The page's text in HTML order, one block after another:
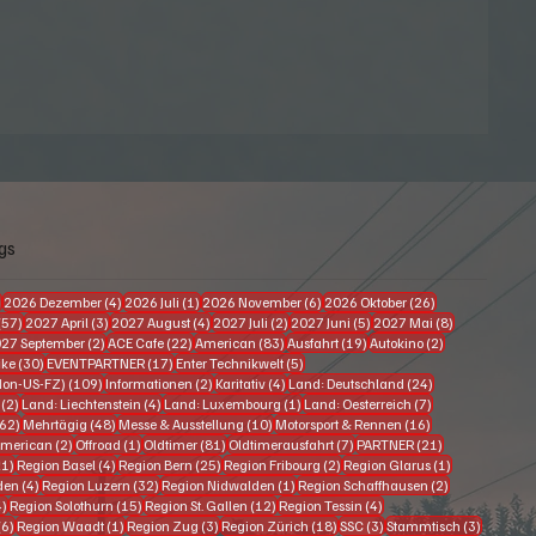
63 Beiträge
2026 Dezember (4)4 Beiträge
2026 Juli (1)1 Beitrag
2026 November (6)6 Beiträge
2026 Oktober (26)26 Beiträge
57 Beiträge
2027 April (3)3 Beiträge
2027 August (4)4 Beiträge
2027 Juli (2)2 Beiträge
2027 Juni (5)5 Beiträge
2027 Mai (8)8 Beiträge
September (2)2 Beiträge
ACE Cafe (22)22 Beiträge
American (83)83 Beiträge
Ausfahrt (19)19 Beiträge
Autokino (2)2 Beiträge
(30)30 Beiträge
EVENTPARTNER (17)17 Beiträge
Enter Technikwelt (5)5 Beiträge
US-FZ) (109)109 Beiträge
Informationen (2)2 Beiträge
Karitativ (4)4 Beiträge
Land: Deutschland (24)24 Beiträge
(2)2 Beiträge
Land: Liechtenstein (4)4 Beiträge
Land: Luxembourg (1)1 Beitrag
Land: Oesterreich (7)7 Beiträge
162 Beiträge
Mehrtägig (48)48 Beiträge
Messe & Ausstellung (10)10 Beiträge
Motorsport & Rennen (16)16 Beiträge
(2)2 Beiträge
Offroad (1)1 Beitrag
Oldtimer (81)81 Beiträge
Oldtimerausfahrt (7)7 Beiträge
PARTNER (21)21 Beiträge
21 Beiträge
Region Basel (4)4 Beiträge
Region Bern (25)25 Beiträge
Region Fribourg (2)2 Beiträge
Region Glarus (1)1 Beitrag
(4)4 Beiträge
Region Luzern (32)32 Beiträge
Region Nidwalden (1)1 Beitrag
Region Schaffhausen (2)2 Beiträge
4 Beiträge
Region Solothurn (15)15 Beiträge
Region St. Gallen (12)12 Beiträge
Region Tessin (4)4 Beiträge
6 Beiträge
Region Waadt (1)1 Beitrag
Region Zug (3)3 Beiträge
Region Zürich (18)18 Beiträge
SSC (3)3 Beiträge
Stammtisch (3)3